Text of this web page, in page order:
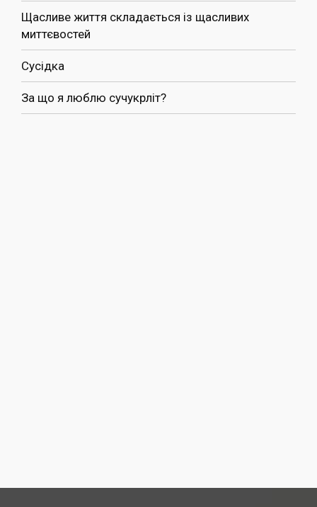
Щасливе життя складається із щасливих
миттєвостей
Сусідка
За що я люблю сучукрліт?